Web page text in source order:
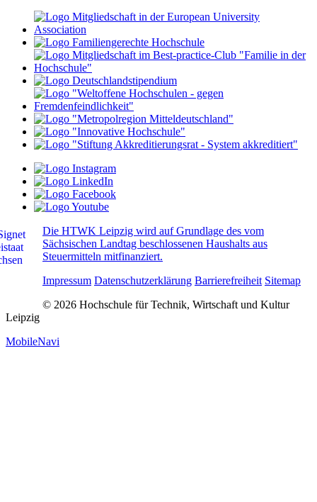
Die HTWK Leipzig wird auf Grundlage des vom
Sächsischen Landtag beschlossenen Haushalts aus
Steuermitteln mitfinanziert.
Impressum Datenschutzerklärung Barrierefreiheit Sitemap
© 2026 Hochschule für Technik, Wirtschaft und Kultur
Leipzig
MobileNavi